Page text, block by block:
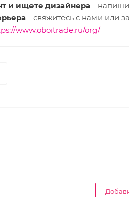
и ищете дизайнера -
- свяжитесь с нами или
www.oboitrade.ru/org/